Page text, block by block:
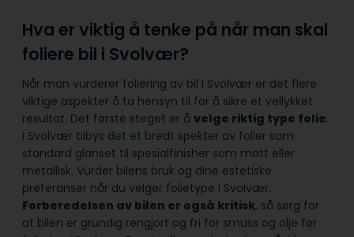
Hva er viktig å tenke på når man skal
foliere bil i Svolvær?
Når man vurderer foliering av bil i Svolvær er det flere
viktige aspekter å ta hensyn til for å sikre et vellykket
resultat. Det første steget er å velge riktig type folie.
i Svolvær tilbys det et bredt spekter av folier som
standard glanset til spesialfinisher som matt eller
metallisk. Vurder bilens bruk og dine estetiske
preferanser når du velger folietype i Svolvær.
Forberedelsen av bilen er også kritisk, så sørg for
at bilen er grundig rengjort og fri for smuss og olje før